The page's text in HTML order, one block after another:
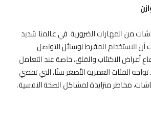
من المهارات الضرورية في عالمنا شديد
أن الاستخدام المفرط لوسائل التواصل
أعراض الاكتئاب والقلق، خاصة عند التعامل
الفئات العمرية الأصغر سنًا، التي تقضي
مخاطر متزايدة لمشاكل الصحة النفسية.